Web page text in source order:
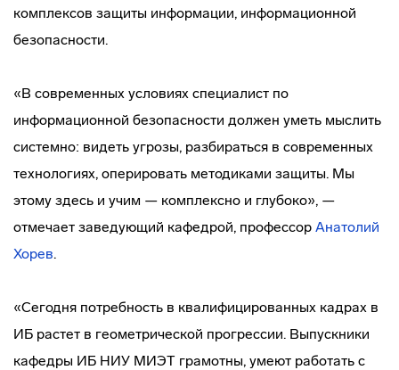
комплексов защиты информации, информационной
безопасности.
«В современных условиях специалист по
информационной безопасности должен уметь мыслить
системно: видеть угрозы, разбираться в современных
технологиях, оперировать методиками защиты. Мы
этому здесь и учим — комплексно и глубоко», —
отмечает заведующий кафедрой, профессор Анатолий
Хорев.
«Сегодня потребность в квалифицированных кадрах в
ИБ растет в геометрической прогрессии. Выпускники
кафедры ИБ НИУ МИЭТ грамотны, умеют работать с